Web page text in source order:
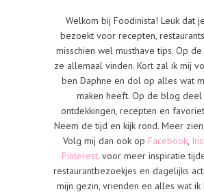
Welkom bij Foodinista! Leuk dat
bezoekt voor recepten,
misschien wel musthave tips. Op
ze allemaal vinden. Kort zal ik mij
ben Daphne en dol op alles wat
maken heeft. Op de blog deel
ontdekkingen, recepten en
Neem de tijd en kijk rond. Meer
Volg mij dan ook op Facebook,
Pinterest. voor meer inspiratie
restaurantbezoekjes en dagelijks
mijn gezin, vrienden en alles wat